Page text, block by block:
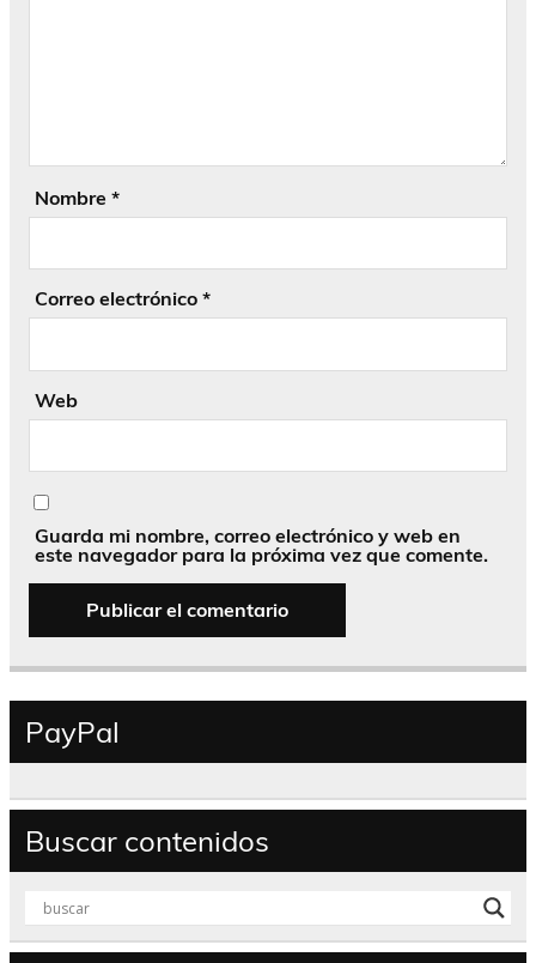
Nombre *
Correo electrónico *
Web
Guarda mi nombre, correo electrónico y web en
este navegador para la próxima vez que comente.
PayPal
Buscar contenidos